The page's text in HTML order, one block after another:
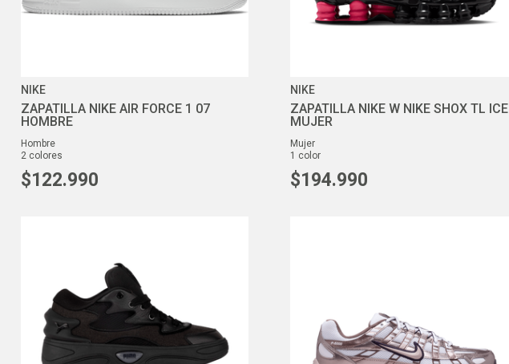
NIKE
ZAPATILLA NIKE AIR FORCE 1 07
HOMBRE
hombre
2 colores
$122.990
NIKE
ZAPATILLA NIKE W NIKE SHOX TL ICE
MUJER
mujer
1 color
$194.990